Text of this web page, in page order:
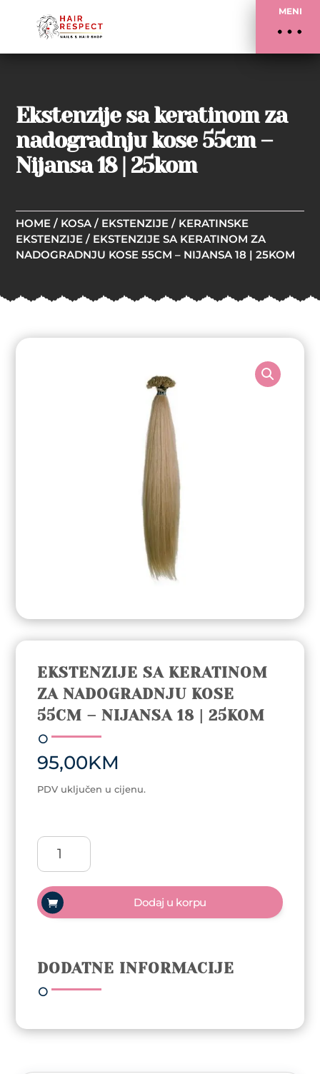
MENI
Ekstenzije sa keratinom za
nadogradnju kose 55cm –
Nijansa 18 | 25kom
HOME / KOSA / EKSTENZIJE / KERATINSKE
EKSTENZIJE / EKSTENZIJE SA KERATINOM ZA
NADOGRADNJU KOSE 55CM – NIJANSA 18 | 25KOM
EKSTENZIJE SA KERATINOM
ZA NADOGRADNJU KOSE
55CM – NIJANSA 18 | 25KOM
95,00KM
PDV uključen u cijenu.
Ekstenzije
keratinom
za
nadogradnju
kose
Nijansa
18
količina
Dodaj u korpu
DODATNE INFORMACIJE